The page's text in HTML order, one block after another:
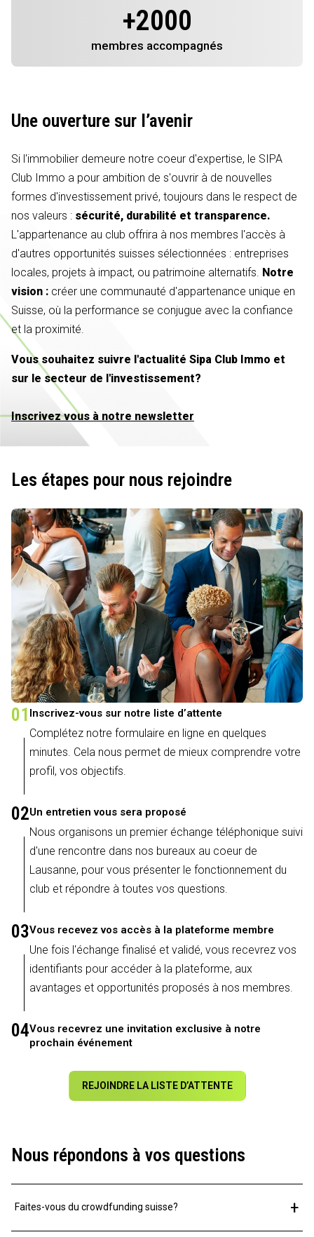
+2000
membres accompagnés
Une ouverture sur l’avenir
Si l'immobilier demeure notre coeur d'expertise, le SIPA
Club Immo a pour ambition de s'ouvrir à de nouvelles
formes d'investissement privé, toujours dans le respect de
nos valeurs : sécurité, durabilité et transparence.
L'appartenance au club offrira à nos membres l'accès à
d'autres opportunités suisses sélectionnées : entreprises
locales, projets à impact, ou patrimoine alternatifs. Notre
vision : créer une communauté d'appartenance unique en
Suisse, où la performance se conjugue avec la confiance
et la proximité.
Vous souhaitez suivre l'actualité Sipa Club Immo et
sur le secteur de l'investissement?
Inscrivez vous à notre newsletter
Les étapes pour nous rejoindre
01 Inscrivez-vous sur notre liste d’attente
Complétez notre formulaire en ligne en quelques
minutes. Cela nous permet de mieux comprendre votre
profil, vos objectifs.
02Un entretien vous sera proposé
Nous organisons un premier échange téléphonique suivi
d'une rencontre dans nos bureaux au coeur de
Lausanne, pour vous présenter le fonctionnement du
club et répondre à toutes vos questions.
03Vous recevez vos accès à la plateforme membre
Une fois l'échange finalisé et validé, vous recevrez vos
identifiants pour accéder à la plateforme, aux
avantages et opportunités proposés à nos membres.
04Vous recevrez une invitation exclusive à notre
prochain événement
REJOINDRE LA LISTE D’ATTENTE
Nous répondons à vos questions
Faites-vous du crowdfunding suisse? +